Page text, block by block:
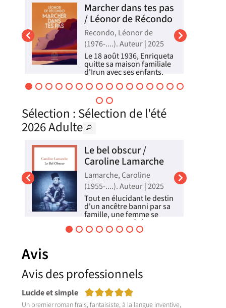
Ayant rejoint des soldats
irakiens sur la base milita...
Livre
Marcher dans tes pas
/ Léonor de Récondo
Recondo, Léonor de
(1976-....). Auteur | 2025
Le 18 août 1936, Enriqueta
quitte sa maison familiale
d'Irun avec ses enfants.
Menacée par les
franquistes, elle laisse
derrière elle sa terre et son
quotidien. Loin de ce
drame, sa petite-fille
Léonor naît française.
Quand, en 20...
Sélection : Sélection de l'été
2026 Adulte
Le bel obscur /
Caroline Lamarche
Lamarche, Caroline
(1955-....). Auteur | 2025
Tout en élucidant le destin
d'un ancêtre banni par sa
famille, une femme se
souvient d'un événement
qui a chamboulé son
homosexualité.
Avis
Avis des professionnels
Lucide et simple 5/5
Un premier roman frais, fantaisiste, à la langue inventive,